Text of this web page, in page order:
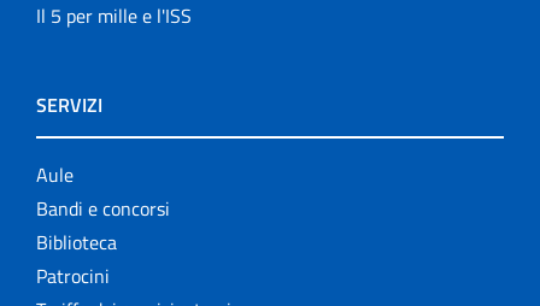
Il 5 per mille e l'ISS
SERVIZI
Aule
Bandi e concorsi
Biblioteca
Patrocini